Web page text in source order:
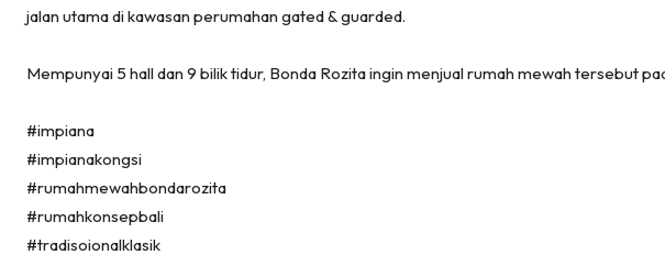
jalan utama di kawasan perumahan gated & guarded.
Mempunyai 5 hall dan 9 bilik tidur, Bonda Rozita ingin menjual rumah mewah tersebut
#impiana
#impianakongsi
#rumahmewahbondarozita
#rumahkonsepbali
#tradisoionalklasik